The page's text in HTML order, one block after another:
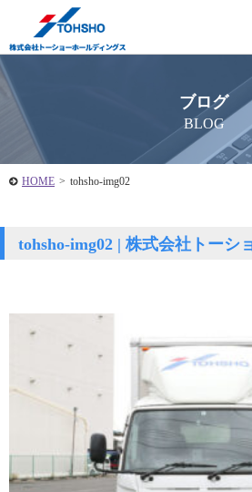
ブログ
BLOG
HOME > tohsho-img02
tohsho-img02 | 株式会社トーシ